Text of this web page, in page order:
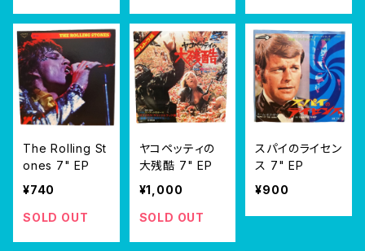
The Rolling St
ones 7" EP
¥740
SOLD OUT
ヤコペッティの
大残酷 7" EP
¥1,000
SOLD OUT
スパイのライセン
ス 7" EP
¥900